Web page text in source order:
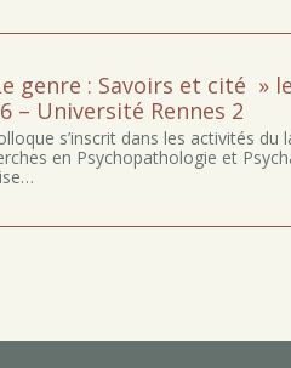
genre : Savoirs et cité »
– Université Rennes 2
s’inscrit dans les activités du
en Psychopathologie et